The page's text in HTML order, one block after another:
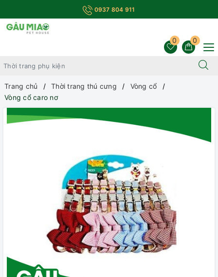
0937 804 911
0
0
Trang chủ Thời trang thú cưng
Vòng cổ
Vòng cổ caro nơ